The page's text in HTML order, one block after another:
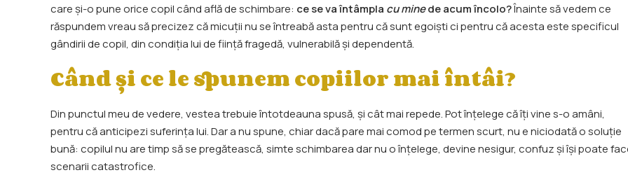
care și-o pune orice copil când află de schimbare: ce se va întâmpla cu minede acum încolo?Înainte să vedem ce
răspundem vreau să precizez că micuții nu se întreabă asta pentru că sunt egoiști ci pentru că acesta este specificul
gândirii de copil, din condiția lui de ființă fragedă, vulnerabilă și dependentă.
Când și ce le spunem copiilor mai întâi?
Din punctul meu de vedere, vestea trebuie întotdeauna spusă, și cât mai repede. Pot înțelege că îți vine s-o amâni,
pentru că anticipezi suferința lui. Dar a nu spune, chiar dacă pare mai comod pe termen scurt, nu e niciodată o soluție
bună: copilul nu are timp să se pregătească, simte schimbarea dar nu o înțelege, devine nesigur, confuz și își poate
scenarii catastrofice.